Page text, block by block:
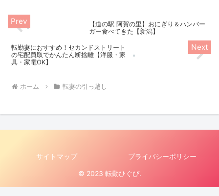
【道の駅 阿賀の里】おにぎり＆ハンバー
ガー食べてきた【新潟】
転勤妻におすすめ！セカンドストリート
の宅配買取でかんたん断捨離【洋服・家
具・家電OK】
ホーム 転妻の引っ越し
サイトマップ プライバシーポリシー
© 2023 転勤ひぐぴ.